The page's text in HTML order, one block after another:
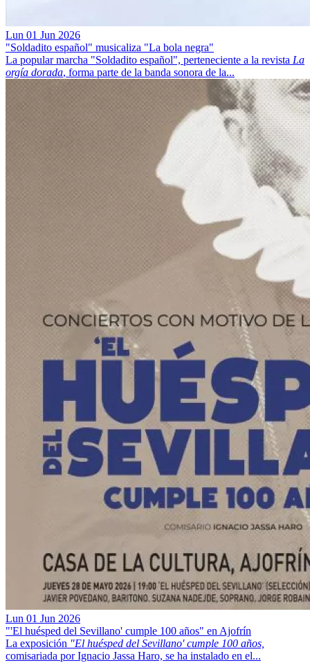
Lun 01 Jun 2026
"Soldadito español" musicaliza "La bola negra"
La popular marcha "Soldadito español", perteneciente a la revista La
orgía dorada, forma parte de la banda sonora de la...
Lun 01 Jun 2026
"'El huésped del Sevillano' cumple 100 años" en Ajofrín
La exposición "El huésped del Sevillano' cumple 100 años,
comisariada por Ignacio Jassa Haro, se ha instalado en el...